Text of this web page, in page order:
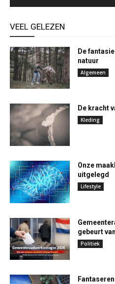
VEEL GELEZEN
De
natuur
Algemeen
De kracht
Kleding
Onze
uitgelegd
Lifestyle
gebeurt
Politiek